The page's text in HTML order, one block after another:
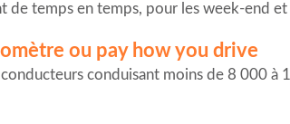
temps en temps, pour les week-end et
ou pay how you drive
conducteurs conduisant moins de 8 000